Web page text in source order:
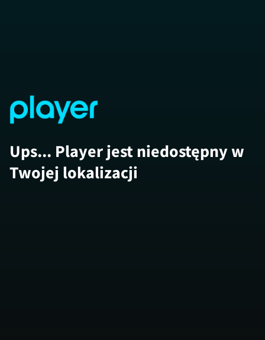
Ups... Player jest niedostępny w
Twojej lokalizacji